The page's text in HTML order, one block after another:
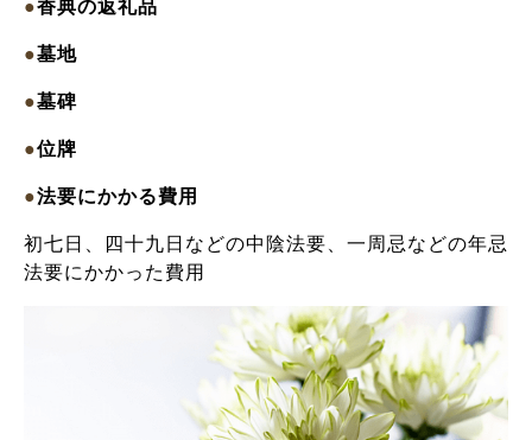
●香典の返礼品
●墓地
●墓碑
●位牌
●法要にかかる費用
初七日、四十九日などの中陰法要、一周忌などの年忌
法要にかかった費用